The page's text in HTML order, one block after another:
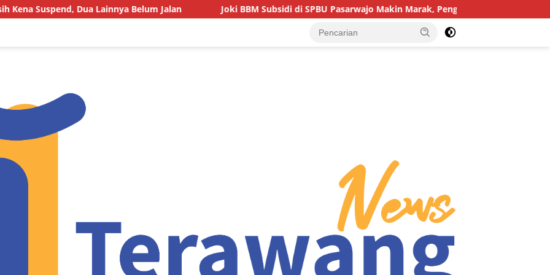
Dua Lainnya Belum Jalan Joki BBM Subsidi di SPBU Pasarwajo Makin Marak, Pengendara: “Polres Buton Dimana,